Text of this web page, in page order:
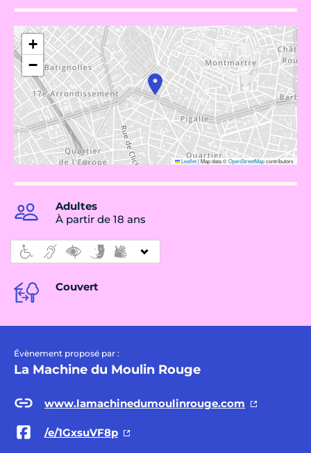
+
−
Leaflet|Map data ©OpenStreetMapcontributors
Adultes
À partir de 18 ans
Couvert
Évènement proposé par :
La Machine du Moulin Rouge
www.lamachinedumoulinrouge.com
/e/1GxsuVF8p